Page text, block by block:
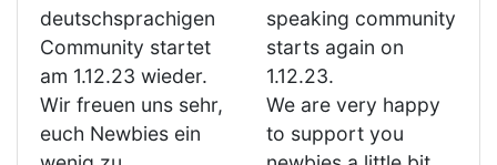
deutschsprachigen
Community startet
am 1.12.23 wieder.
Wir freuen uns sehr,
euch Newbies ein
speaking community
starts again on
1.12.23.
We are very happy
to support you